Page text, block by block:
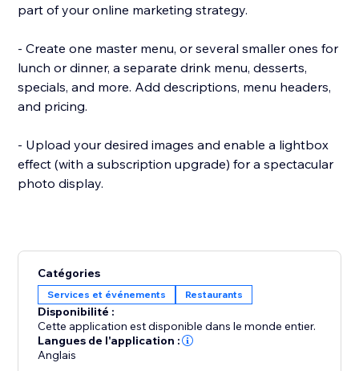
part of your online marketing strategy.
- Create one master menu, or several smaller ones for
lunch or dinner, a separate drink menu, desserts,
specials, and more. Add descriptions, menu headers,
and pricing.
- Upload your desired images and enable a lightbox
effect (with a subscription upgrade) for a spectacular
photo display.
Catégories
Services et événements Restaurants
Disponibilité :
Cette application est disponible dans le monde entier.
Langues de l'application :
Anglais